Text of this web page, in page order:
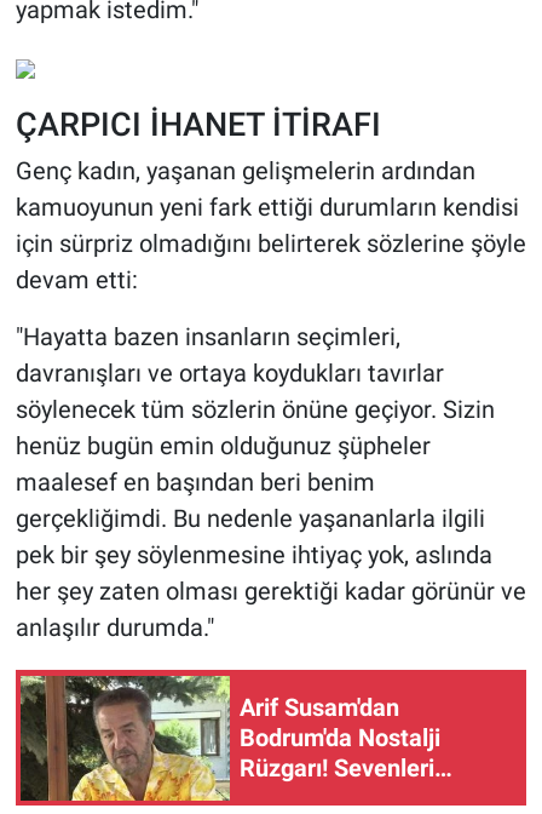
yapmak istedim."
ÇARPICI İHANET İTİRAFI
Genç kadın, yaşanan gelişmelerin ardından
kamuoyunun yeni fark ettiği durumların kendisi
için sürpriz olmadığını belirterek sözlerine şöyle
devam etti:
"Hayatta bazen insanların seçimleri,
davranışları ve ortaya koydukları tavırlar
söylenecek tüm sözlerin önüne geçiyor. Sizin
henüz bugün emin olduğunuz şüpheler
maalesef en başından beri benim
gerçekliğimdi. Bu nedenle yaşananlarla ilgili
pek bir şey söylenmesine ihtiyaç yok, aslında
her şey zaten olması gerektiği kadar görünür ve
anlaşılır durumda."
Arif Susam'dan
Bodrum'da Nostalji
Rüzgarı! Sevenleri
Şarkılara Eşlik Etti